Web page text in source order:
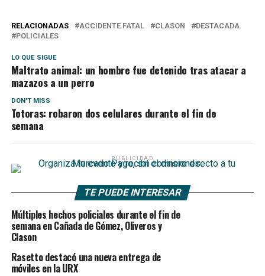
RELACIONADAS ACCIDENTE FATAL CLASON
DESTACADA
POLICIALES
LO QUE SIGUE
Maltrato animal: un hombre fue detenido tras atacar a
mazazos a un perro
DON'T MISS
Totoras: robaron dos celulares durante el fin de
semana
PUBLICIDAD
TE PUEDE INTERESAR
Múltiples hechos policiales durante el fin de
semana en Cañada de Gómez, Oliveros y
Clason
Rasetto destacó una nueva entrega de
móviles en la URX